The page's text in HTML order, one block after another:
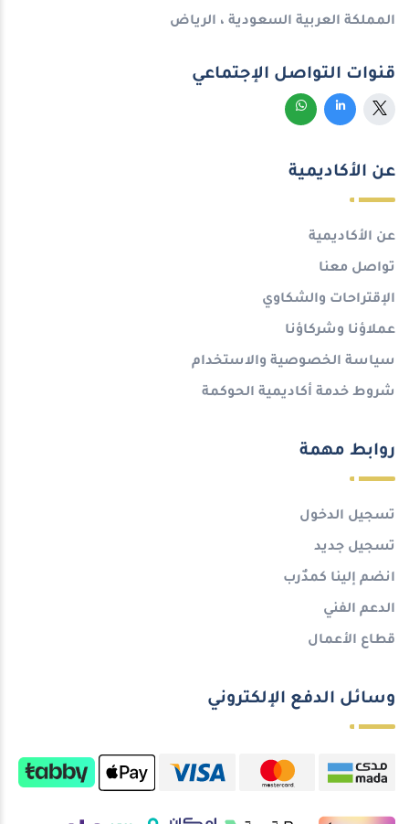
المملكة العربية السعودية ، الرياض
قنوات التواصل الإجتماعي
عن الأكاديمية
عن الأكاديمية
تواصل معنا
الإقتراحات والشكاوي
عملاؤنا وشركاؤنا
سياسة الخصوصية والاستخدام
شروط خدمة أكاديمية الحوكمة
روابط مهمة
تسجيل الدخول
تسجيل جديد
انضم إلينا كمدٌرب
الدعم الفني
قطاع الأعمال
وسائل الدفع الإلكتروني